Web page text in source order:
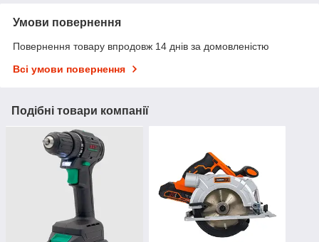
Умови повернення
Повернення товару впродовж 14 днів за домовленістю
Всі умови повернення
Подібні товари компанії